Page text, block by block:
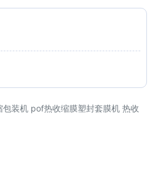
装机 pof热收缩膜塑封套膜机 热收